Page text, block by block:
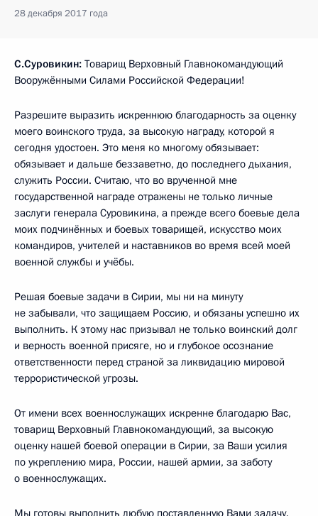
28 декабря 2017 года
С.Суровикин: Товарищ Верховный Главнокомандующий
Вооружёнными Силами Российской Федерации!
Разрешите выразить искреннюю благодарность за оценку
моего воинского труда, за высокую награду, которой я
сегодня удостоен. Это меня ко многому обязывает:
обязывает и дальше беззаветно, до последнего дыхания,
служить России. Считаю, что во врученной мне
государственной награде отражены не только личные
заслуги генерала Суровикина, а прежде всего боевые дела
моих подчинённых и боевых товарищей, искусство моих
командиров, учителей и наставников во время всей моей
военной службы и учёбы.
Решая боевые задачи в Сирии, мы ни на минуту
не забывали, что защищаем Россию, и обязаны успешно их
выполнить. К этому нас призывал не только воинский долг
и верность военной присяге, но и глубокое осознание
ответственности перед страной за ликвидацию мировой
террористической угрозы.
От имени всех военнослужащих искренне благодарю Вас,
товарищ Верховный Главнокомандующий, за высокую
оценку нашей боевой операции в Сирии, за Ваши усилия
по укреплению мира, России, нашей армии, за заботу
о военнослужащих.
Мы готовы выполнить любую поставленную Вами задачу.